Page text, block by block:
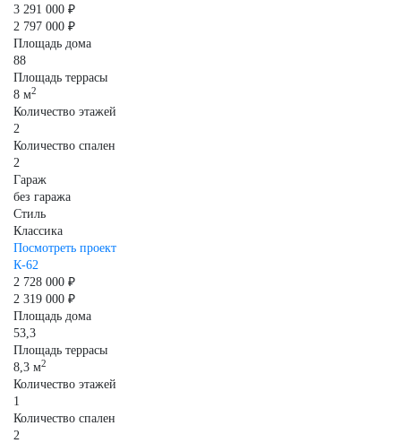
3 291 000 ₽
2 797 000 ₽
Площадь дома
88
Площадь террасы
8 м2
Количество этажей
2
Количество спален
2
Гараж
без гаража
Стиль
Классика
Посмотреть проект
К-62
2 728 000 ₽
2 319 000 ₽
Площадь дома
53,3
Площадь террасы
8,3 м2
Количество этажей
1
Количество спален
2